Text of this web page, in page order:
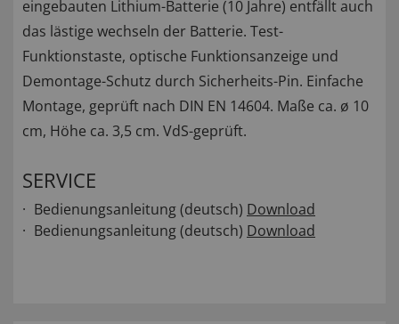
eingebauten Lithium-Batterie (10 Jahre) entfällt auch
das lästige wechseln der Batterie. Test-
Funktionstaste, optische Funktionsanzeige und
Demontage-Schutz durch Sicherheits-Pin. Einfache
Montage, geprüft nach DIN EN 14604. Maße ca. ø 10
cm, Höhe ca. 3,5 cm. VdS-geprüft.
SERVICE
Bedienungsanleitung (deutsch) Download
Bedienungsanleitung (deutsch) Download